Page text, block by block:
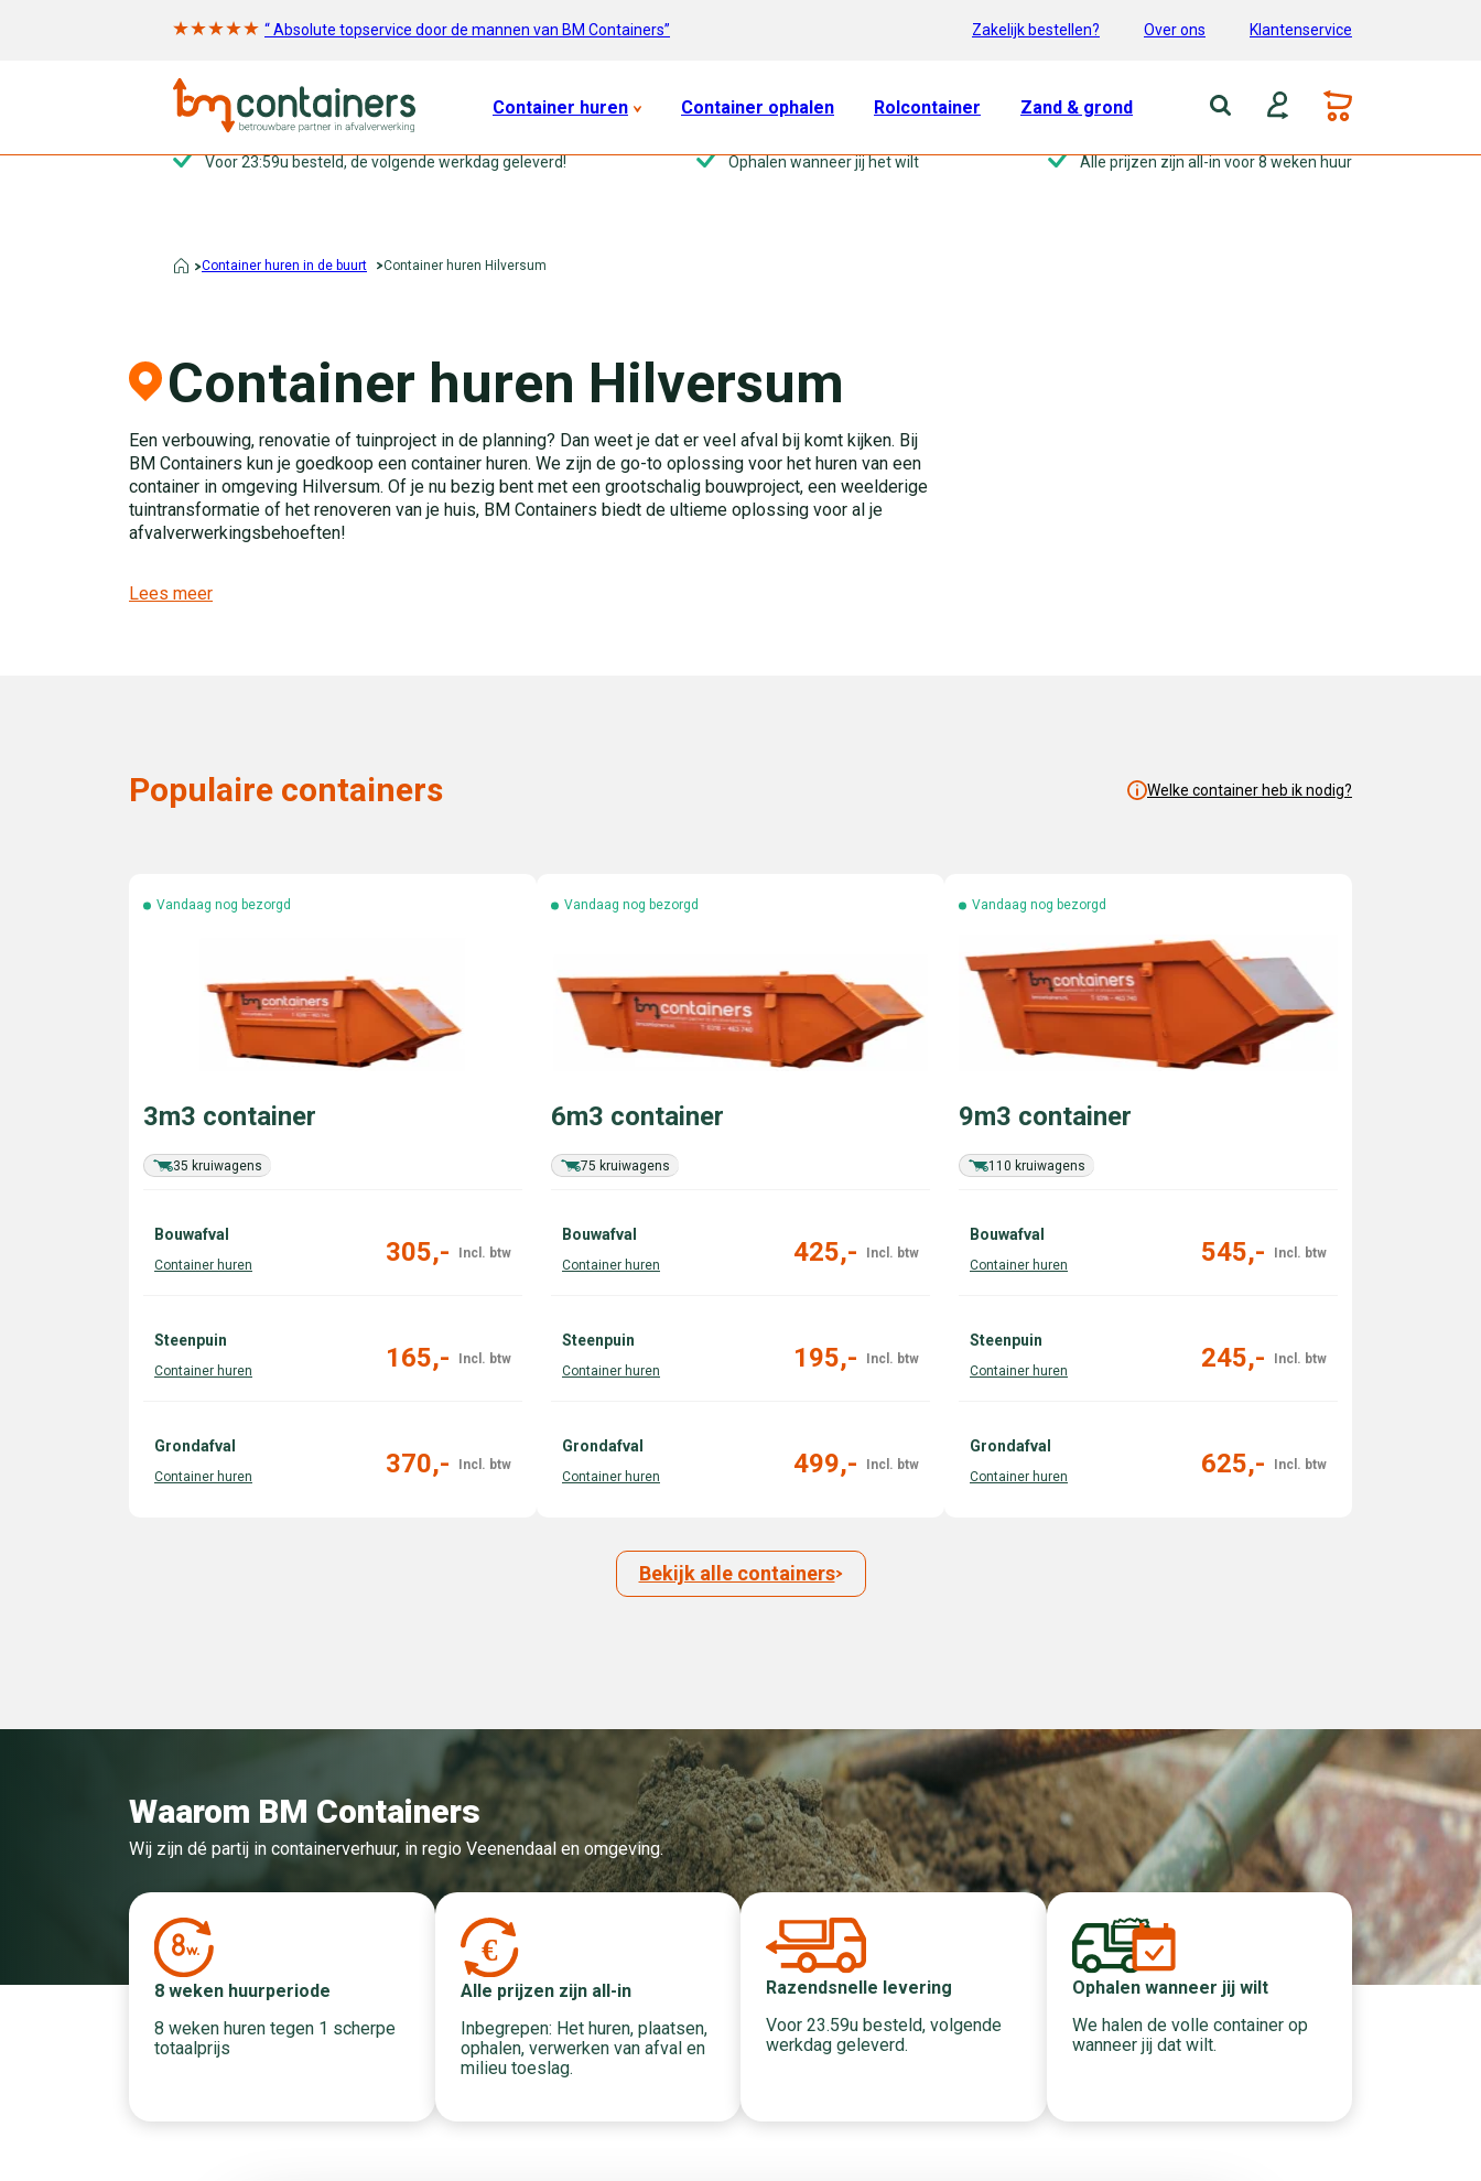
“ Absolute topservice door de mannen van BM Containers” Zakelijk bestellen? Over ons Klantenservice
Container huren Container ophalen Rolcontainer Zand & grond
Voor 23:59u besteld, de volgende werkdag geleverd! Ophalen wanneer jij het wilt Alle prijzen zijn all-in voor 8 weken huur
Container huren in de buurt Container huren Hilversum
Container huren Hilversum
Een verbouwing, renovatie of tuinproject in de planning? Dan weet je dat er veel afval bij komt kijken. Bij
BM Containers kun je goedkoop een container huren. We zijn de go-to oplossing voor het huren van een
container in omgeving Hilversum. Of je nu bezig bent met een grootschalig bouwproject, een weelderige
tuintransformatie of het renoveren van je huis, BM Containers biedt de ultieme oplossing voor al je
afvalverwerkingsbehoeften!
Lees meer
Populaire containers Welke container heb ik nodig?
Vandaag nog bezorgd
35 kruiwagens
3m3 container
Bouwafval
305,-
Steenpuin
165,-
Grondafval
370,-
Vandaag nog bezorgd
75 kruiwagens
6m3 container
Bouwafval
425,-
Steenpuin
195,-
Grondafval
499,-
Vandaag nog bezorgd
110 kruiwagens
9m3 container
Bouwafval
545,-
Steenpuin
245,-
Grondafval
625,-
Bekijk alle containers
Waarom BM Containers
Wij zijn dé partij in containerverhuur, in regio Veenendaal en omgeving.
8 weken huurperiode
8 weken huren tegen 1 scherpe
totaalprijs
Alle prijzen zijn all-in
Inbegrepen: Het huren, plaatsen,
ophalen, verwerken van afval en
milieu toeslag.
Razendsnelle levering
Voor 23.59u besteld, volgende
werkdag geleverd.
Ophalen wanneer jij wilt
We halen de volle container op
wanneer jij dat wilt.